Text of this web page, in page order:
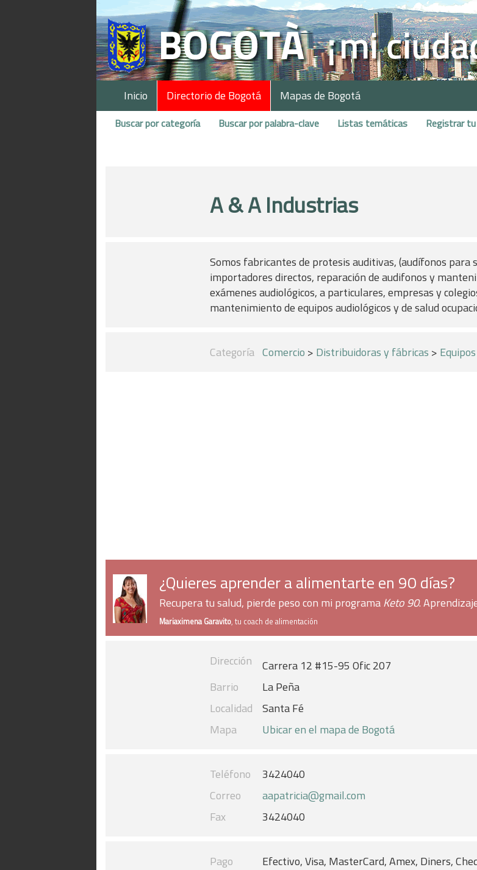
Inicio Directorio de Bogotá Mapas de Bogotá
Buscar por categoría Buscar por palabra-clave Listas temáticas Registrar
A & A Industrias
Somos fabricantes de protesis auditivas, (audífonos para
importadores directos, reparación de audifonos y
exámenes audiológicos, a particulares, empresas y
mantenimiento de equipos audiológicos y de salud
Categoría Comercio > Distribuidoras y fábricas >
¿Quieres aprender a alimentarte en 90 días?
Recupera tu salud, pierde peso con mi programaKeto 90.
Mariaximena Garavito, tu coach de alimentación
Dirección
Carrera 12 #15-95 Ofic 207
Barrio
La Peña
Localidad
Santa Fé
Mapa
Ubicar en el mapa de Bogotá
Teléfono
3424040
Correo
aapatricia@gmail.com
Fax
3424040
Pago Efectivo, Visa, MasterCard, Amex, Diners,